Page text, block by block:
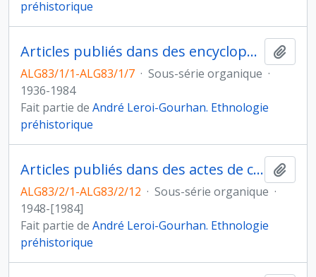
préhistorique
Articles publiés dans des encyclopédies
ALG83/1/1-ALG83/1/7 · Sous-série organique ·
1936-1984
Fait partie de André Leroi-Gourhan. Ethnologie
préhistorique
Articles publiés dans des actes de congrès
ALG83/2/1-ALG83/2/12 · Sous-série organique ·
1948-[1984]
Fait partie de André Leroi-Gourhan. Ethnologie
préhistorique